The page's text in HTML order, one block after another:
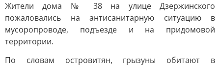
Жители дома № 38 на улице Дзержинского
пожаловались на антисанитарную ситуацию в
мусоропроводе, подъезде и на придомовой
территории.
По словам островитян, грызуны обитают в